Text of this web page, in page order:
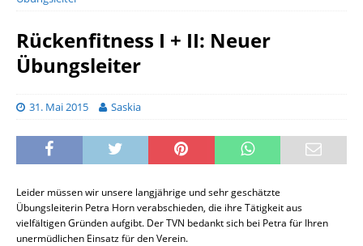
Rückenfitness I + II: Neuer
Übungsleiter
31. Mai 2015 Saskia
Leider müssen wir unsere langjährige und sehr geschätzte
Übungsleiterin Petra Horn verabschieden, die ihre Tätigkeit aus
vielfältigen Gründen aufgibt. Der TVN bedankt sich bei Petra für Ihren
unermüdlichen Einsatz für den Verein.